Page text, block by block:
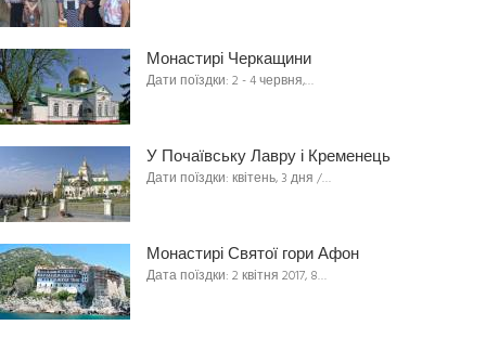
Монастирі Черкащини
Дати поїздки: 2 - 4 червня,…
У Почаївську Лавру і Кременець
Дати поїздки: квітень, 3 дня /…
Монастирі Святої гори Афон
Дата поїздки: 2 квітня 2017, 8…